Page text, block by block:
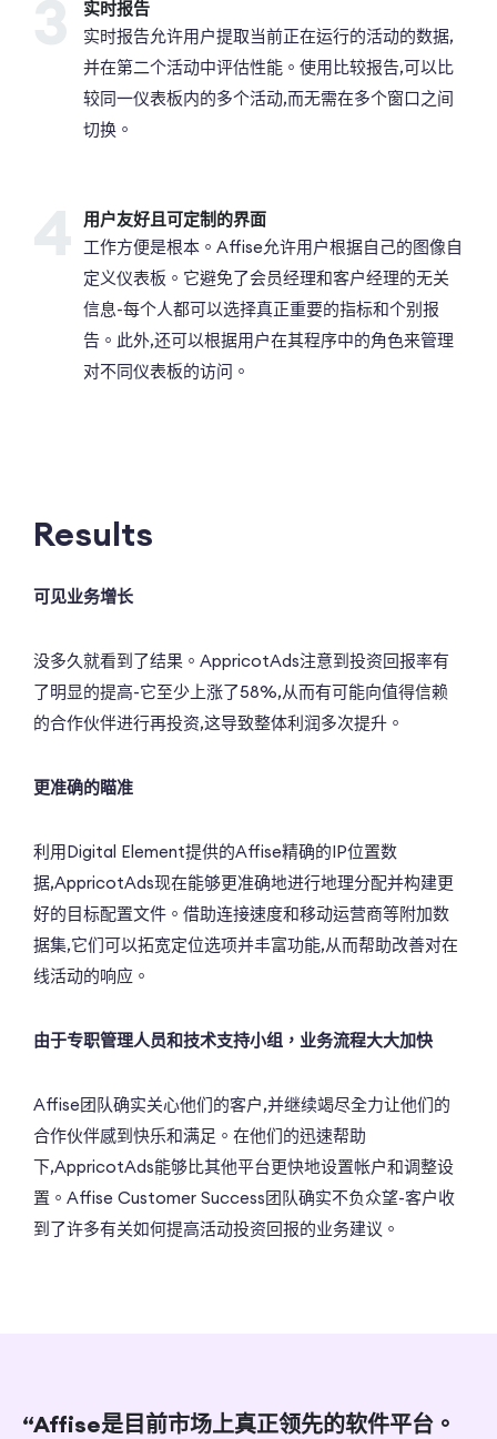
实时报告
实时报告允许用户提取当前正在运行的活动的数据,
并在第二个活动中评估性能。使用比较报告,可以比
较同一仪表板内的多个活动,而无需在多个窗口之间
切换。
用户友好且可定制的界面
工作方便是根本。Affise允许用户根据自己的图像自
定义仪表板。它避免了会员经理和客户经理的无关
信息-每个人都可以选择真正重要的指标和个别报
告。此外,还可以根据用户在其程序中的角色来管理
对不同仪表板的访问。
Results
可见业务增长
没多久就看到了结果。AppricotAds注意到投资回报率有
了明显的提高-它至少上涨了58%,从而有可能向值得信赖
的合作伙伴进行再投资,这导致整体利润多次提升。
更准确的瞄准
利用Digital Element提供的Affise精确的IP位置数
据,AppricotAds现在能够更准确地进行地理分配并构建更
好的目标配置文件。借助连接速度和移动运营商等附加数
据集,它们可以拓宽定位选项并丰富功能,从而帮助改善对在
线活动的响应。
由于专职管理人员和技术支持小组，业务流程大大加快
Affise团队确实关心他们的客户,并继续竭尽全力让他们的
合作伙伴感到快乐和满足。在他们的迅速帮助
下,AppricotAds能够比其他平台更快地设置帐户和调整设
置。Affise Customer Success团队确实不负众望-客户收
到了许多有关如何提高活动投资回报的业务建议。
“Affise是目前市场上真正领先的软件平台。